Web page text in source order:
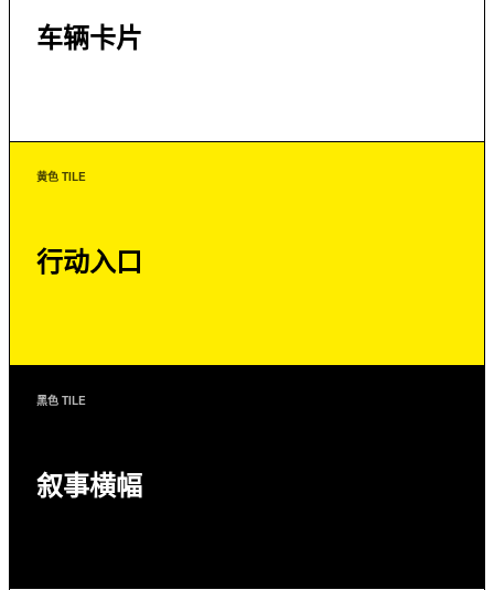
车辆卡片
黄色 TILE
行动入口
黑色 TILE
叙事横幅